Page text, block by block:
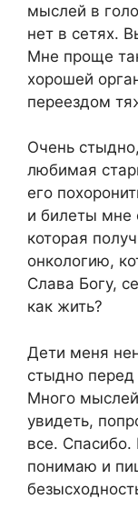
мыслей в
нет в сетях.
Мне проще
хорошей
переездом
Очень
любимая
его
и билеты мне
которая
онкологию,
Слава Богу,
как жить?
Дети меня
стыдно
Много
увидеть,
все.
понимаю и